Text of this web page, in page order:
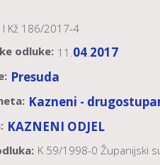
I Kž 186/2017-4
odluke: 11.04.2017
Presuda
Kazneni -
KAZNENI ODJEL
K 59/1998-0 Županijski